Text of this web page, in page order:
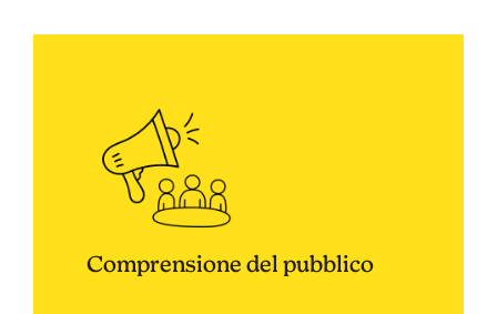
Comprensione del pubblico